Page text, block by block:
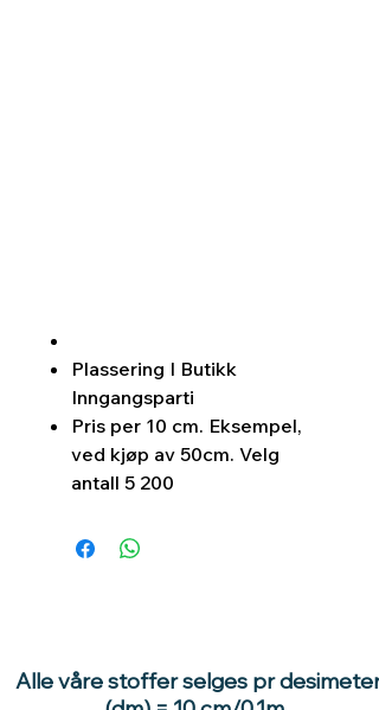
Plassering I Butikk
Inngangsparti
Pris per 10 cm. Eksempel,
ved kjøp av 50cm. Velg
antall 5 200
Alle våre stoffer selges pr desimeter